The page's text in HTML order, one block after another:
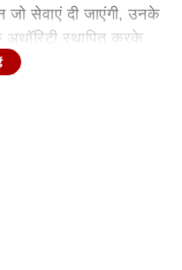
जो सेवाएं दी जाएंगी, उनके
स्थापित करके
किया था.